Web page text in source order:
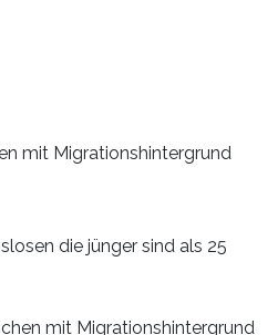
mit Migrationshintergrund
die jünger sind als 25
mit Migrationshintergrund